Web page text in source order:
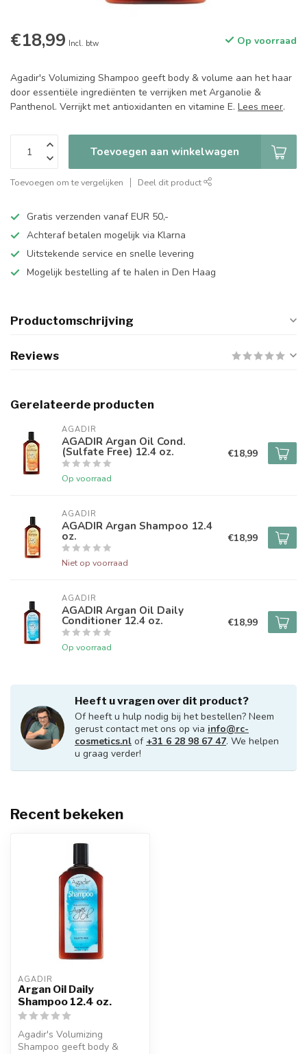
€18,99 Incl. btw Op voorraad
Agadir's Volumizing Shampoo geeft body & volume aan het haar
door essentiële ingrediënten te verrijken met Arganolie &
Panthenol. Verrijkt met antioxidanten en vitamine E. Lees meer.
Toevoegen aan winkelwagen
Toevoegen om te vergelijken Deel dit product
Gratis verzenden vanaf EUR 50,-
Achteraf betalen mogelijk via Klarna
Uitstekende service en snelle levering
Mogelijk bestelling af te halen in Den Haag
Productomschrijving
Reviews
Gerelateerde producten
AGADIR
AGADIR Argan Oil Cond.
(Sulfate Free) 12.4 oz.
Op voorraad
€18,99
AGADIR
AGADIR Argan Shampoo 12.4
oz.
Niet op voorraad
€18,99
AGADIR
AGADIR Argan Oil Daily
Conditioner 12.4 oz.
Op voorraad
€18,99
Heeft u vragen over dit product?
Of heeft u hulp nodig bij het bestellen? Neem
gerust contact met ons op via info@rc-
cosmetics.nl of +31 6 28 98 67 47. We helpen
u graag verder!
Recent bekeken
AGADIR
Argan Oil Daily
Shampoo 12.4 oz.
Agadir's Volumizing
Shampoo geeft body &